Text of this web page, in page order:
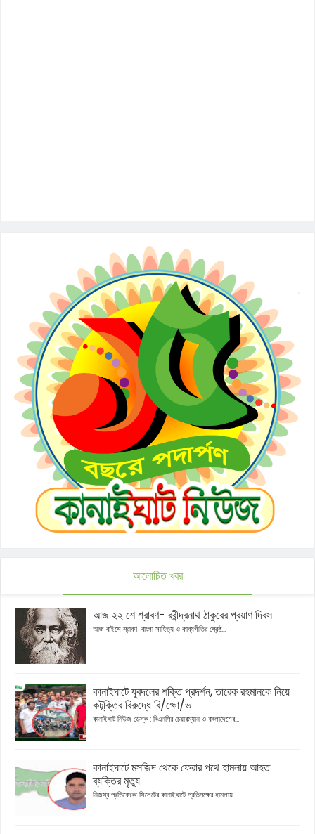
আলোচিত খবর
আজ ২২ শে শ্রাবণ- রবীন্দ্রনাথ ঠাকুরের প্রয়াণ দিবস
আজ বাইশে শ্রাবণ। বাংলা সাহিত্য ও কাব্যগীতির শ্রেষ্ঠ...
কানাইঘাটে যুবদলের শক্তি প্রদর্শন, তারেক রহমানকে নিয়ে
কটূক্তির বিরুদ্ধে বি/ক্ষো/ভ
কানাইঘাট নিউজ ডেস্ক : বিএনপির চেয়ারম্যান ও বাংলাদেশের...
কানাইঘাটে মসজিদ থেকে ফেরার পথে হামলায় আহত
ব্যক্তির মৃত্যু
নিজস্ব প্রতিবেদক: সিলেটের কানাইঘাটে প্রতিপক্ষের হামলায়...